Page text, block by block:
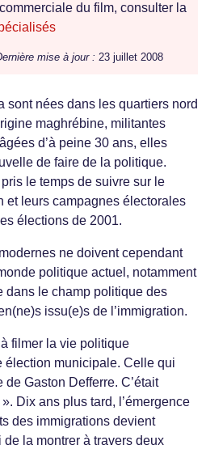
du film, consulter la
mise à jour : 23 juillet 2008
sont nées dans les quartiers nord
maghrébine, militantes
d’à peine 30 ans, elles
de faire de la politique.
le temps de suivre sur le
et leurs campagnes électorales
élections de 2001.
ne doivent cependant
politique actuel, notamment
dans le champ politique des
issu(e)s de l’immigration.
filmer la vie politique
élection municipale. Celle qui
Gaston Defferre. C’était
Dix ans plus tard, l’émergence
des immigrations devient
la montrer à travers deux